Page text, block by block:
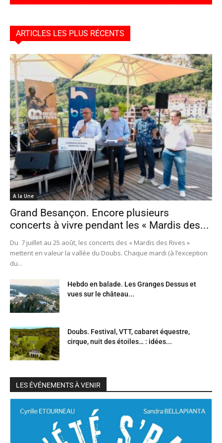
ARTICLES LES PLUS RÉCENTS
A la Une
Grand Besançon. Encore plusieurs
concerts à vivre pendant les « Mardis des...
Du 7 juillet au 25 août, les concerts des « Mardis des Rives »
mettent en valeur la vallée du Doubs. Chaque mardi (à l’exception
du...
Hebdo en balade. Les Granges Dessus et
vues sur le château...
Doubs. Festival, VTT, cabaret équestre,
cirque, nuit des étoiles… : idées...
LES ÉVÉNEMENTS À VENIR